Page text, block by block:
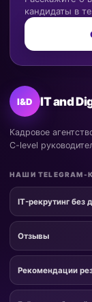
кандидаты в
I&D IT and
Кадровое
C-level
НАШИ
IT-рекрутинг без
Отзывы
Рекомендации